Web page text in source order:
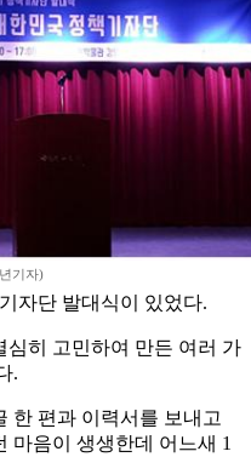
기자)
자단 발대식이 있었다.
심히 고민하여 만든 여러 가
.
한 편과 이력서를 보내고
마음이 생생한데 어느새 1